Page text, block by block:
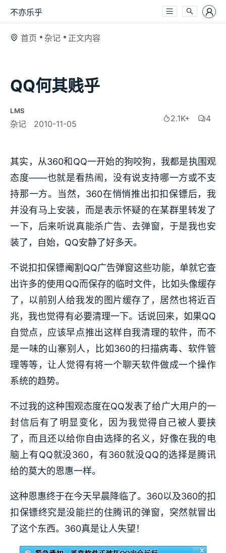
不亦乐乎
首页 杂记 正文内容
QQ何其贱乎
LMS
杂记 2010-11-05
2.1K+ 4
其实，从360和QQ一开始的狗咬狗，我都是执围观
态度——也就是看热闹，没有说支持哪一方或不支
持那一方。当然，360在悄悄推出扣扣保镖后，我
并没有马上安装，而是表示怀疑的在某群里转发了
一下，后来听说真能杀广告、去弹窗，于是我也安
装了，自始，QQ安静了好多天。
不说扣扣保镖阉割QQ广告弹窗这些功能，单就它查
出许多的使用QQ而保存的临时文件，比如头像缓存
了，以前别人给我发的图片缓存了，居然也将近百
兆，我也觉得有必要清理一下。话说回来，如果QQ
自觉点，应该早点推出这样自我清理的软件，而不
是一味的山寨别人，比如360的扫描病毒、软件管
理等等，让人觉得有将一个聊天软件做成一个操作
系统的趋势。
不过我的这种围观态度在QQ发表了给广大用户的一
封信后有了明显变化，因为我觉得自己被人要挟
了，而且还以给你自由选择的名义，好像在我的电
脑上有QQ就没360，有360就没QQ的选择是腾讯
给的莫大的恩惠一样。
这种恩惠终于在今天早晨降临了。360以及360的扣
扣保镖终究是没能拦的住腾讯的弹窗，突然就冒出
了这个东西。360真是让人失望！